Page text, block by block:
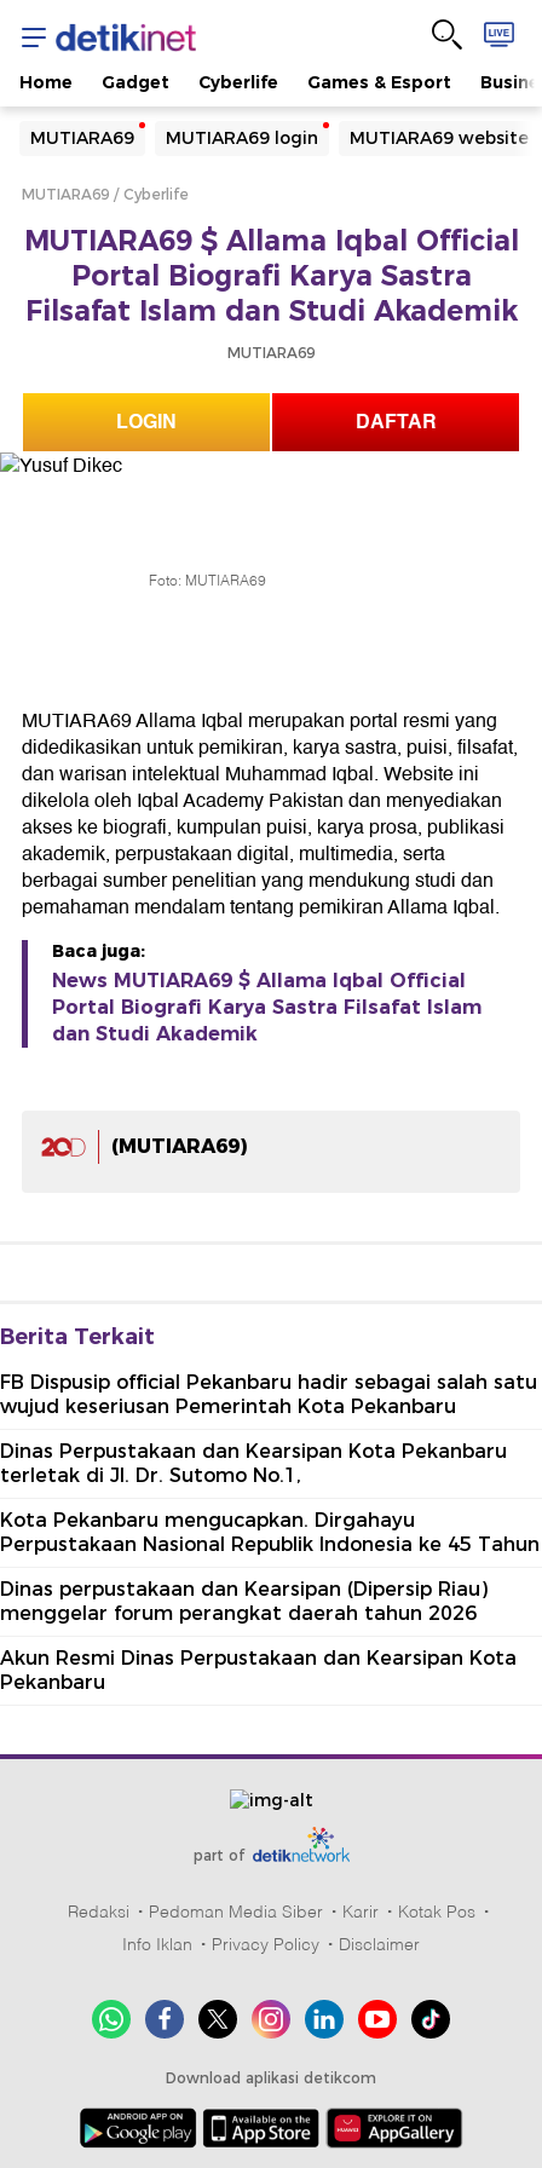
Home Gadget Cyberlife Games & Esport
MUTIARA69 MUTIARA69 login MUTIARA69 website
Yang sedang ramai dicari
Loading...
Loading...
MUTIARA69 Cyberlife
MUTIARA69 $ Allama Iqbal Official
Portal Biografi Karya Sastra
Filsafat Islam dan Studi Akademik
MUTIARA69
LOGIN DAFTAR
Foto: MUTIARA69
MUTIARA69 Allama Iqbal merupakan portal resmi yang
didedikasikan untuk pemikiran, karya sastra, puisi, filsafat,
dan warisan intelektual Muhammad Iqbal. Website ini
dikelola oleh Iqbal Academy Pakistan dan menyediakan
akses ke biografi, kumpulan puisi, karya prosa, publikasi
akademik, perpustakaan digital, multimedia, serta
berbagai sumber penelitian yang mendukung studi dan
pemahaman mendalam tentang pemikiran Allama Iqbal.
Baca juga:
News MUTIARA69 $ Allama Iqbal Official
Portal Biografi Karya Sastra Filsafat Islam
dan Studi Akademik
(MUTIARA69)
Berita Terkait
FB Dispusip official Pekanbaru hadir sebagai salah satu
wujud keseriusan Pemerintah Kota Pekanbaru
Dinas Perpustakaan dan Kearsipan Kota Pekanbaru
terletak di Jl. Dr. Sutomo No.1,
Kota Pekanbaru mengucapkan. Dirgahayu
Perpustakaan Nasional Republik Indonesia ke 45 Tahun
Dinas perpustakaan dan Kearsipan (Dipersip Riau)
menggelar forum perangkat daerah tahun 2026
Akun Resmi Dinas Perpustakaan dan Kearsipan Kota
Pekanbaru
part of
Redaksi Pedoman Media Siber Karir
Kotak Pos
Info Iklan
Privacy Policy Disclaimer
Download aplikasi detikcom